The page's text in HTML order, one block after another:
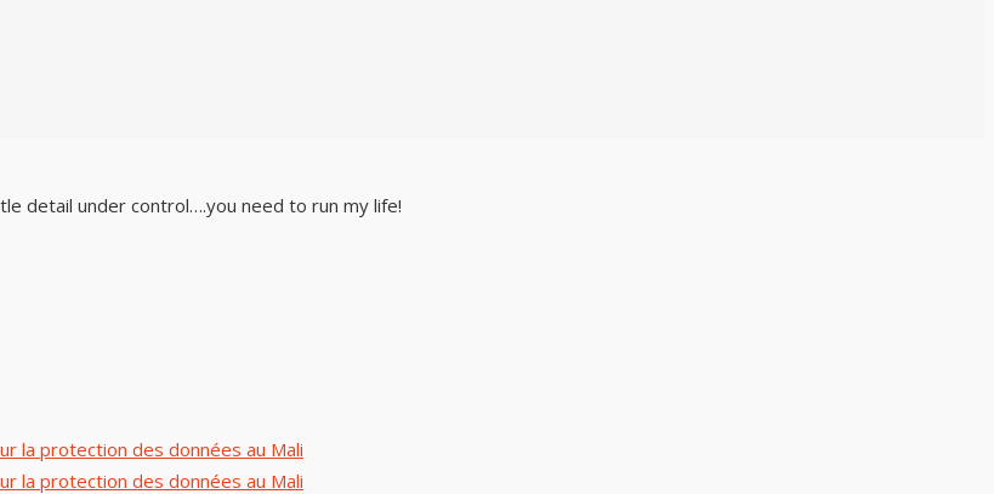
detail under control….you need to run my life!
la protection des données au Mali
la protection des données au Mali